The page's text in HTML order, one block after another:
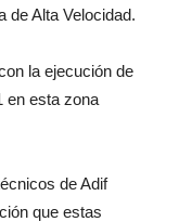
de Alta Velocidad.
la ejecución de
en esta zona
de Adif
que estas